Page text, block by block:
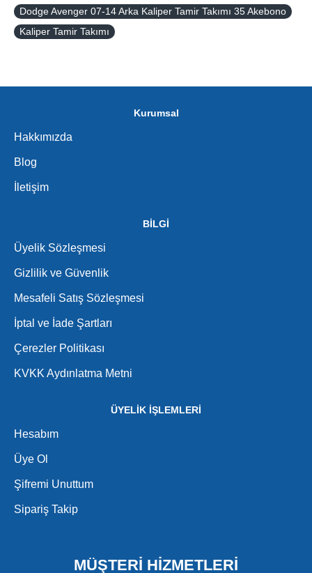
Dodge Avenger 07-14 Arka Kaliper Tamir Takımı 35 Akebono
Kaliper Tamir Takımı
Kurumsal
Hakkımızda
Blog
İletişim
BİLGİ
Üyelik Sözleşmesi
Gizlilik ve Güvenlik
Mesafeli Satış Sözleşmesi
İptal ve İade Şartları
Çerezler Politikası
KVKK Aydınlatma Metni
ÜYELİK İŞLEMLERİ
Hesabım
Üye Ol
Şifremi Unuttum
Sipariş Takip
MÜŞTERİ HİZMETLERİ